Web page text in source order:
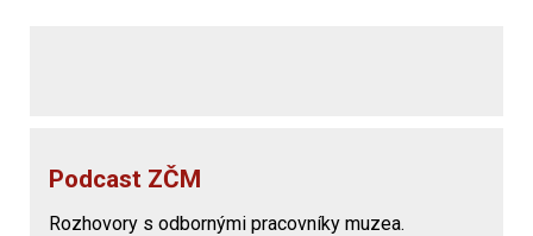
Podcast ZČM
Rozhovory s odbornými pracovníky muzea.